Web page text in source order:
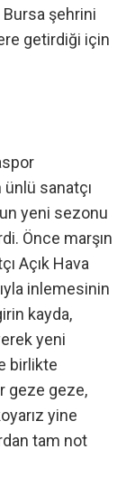
Bursa şehrini
getirdiği için
sanatçı
yeni sezonu
Önce marşın
Açık Hava
inlemesinin
kayda,
yeni
birlikte
geze geze,
yine
tam not